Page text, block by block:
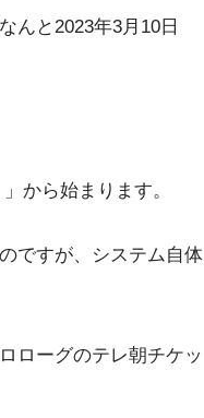
んと2023年3月10日
から始まります。
ですが、システム自体
ローグのテレ朝チケッ